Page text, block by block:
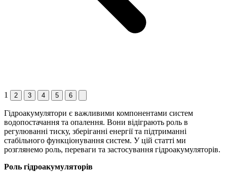
1 2 3 4 5 6
Гідроакумулятори є важливими компонентами систем
водопостачання та опалення. Вони відіграють роль в
регулюванні тиску, зберіганні енергії та підтриманні
стабільного функціонування систем. У цій статті ми
розглянемо роль, переваги та застосування гідроакумуляторів.
Роль гідроакумуляторів